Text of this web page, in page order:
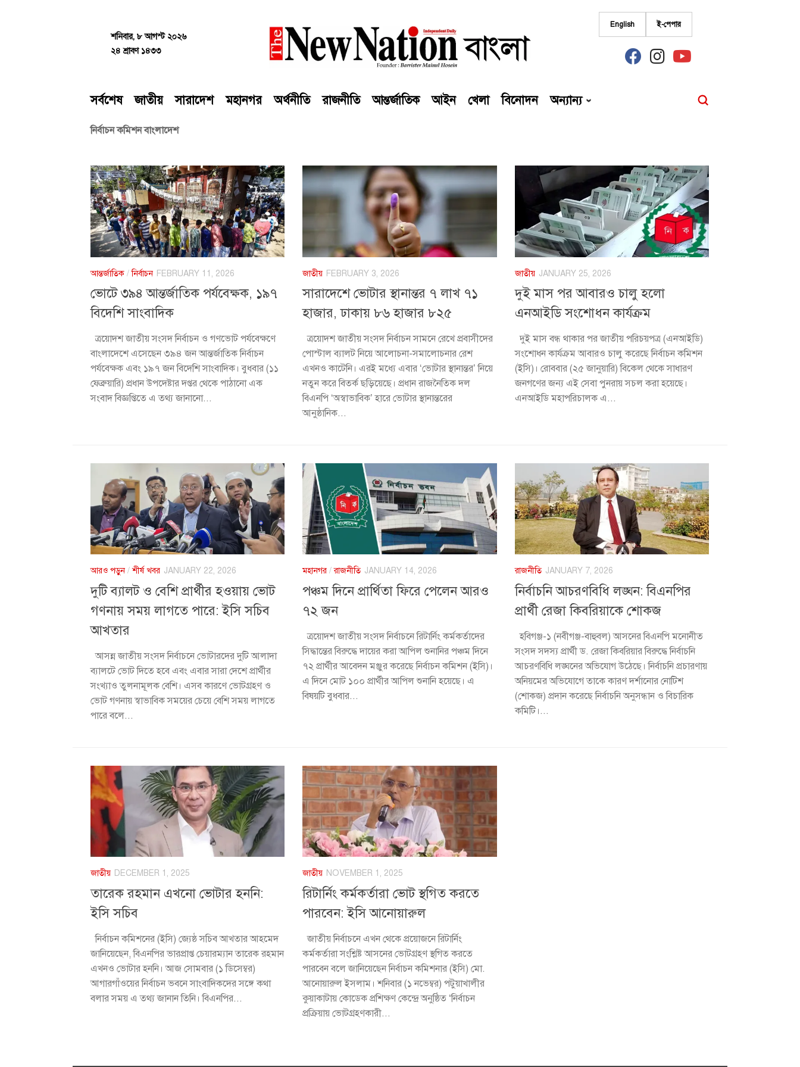
শনিবার, ৮ আগস্ট ২০২৬
২৪ শ্রাবণ ১৪৩৩
English ই-পেপার
fab
fa-
fab
fa-
fab
fa-
সর্বশেষ জাতীয় সারাদেশ মহানগর অর্থনীতি রাজনীতি আন্তর্জাতিক আইন খেলা বিনোদন অন্যান্য
নির্বাচন কমিশন বাংলাদেশ
আন্তর্জাতিক /নির্বাচন FEBRUARY 11, 2026
ভোটে ৩৯৪ আন্তর্জাতিক পর্যবেক্ষক, ১৯৭
বিদেশি সাংবাদিক
ত্রয়োদশ জাতীয় সংসদ নির্বাচন ও গণভোট পর্যবেক্ষণে
বাংলাদেশে এসেছেন ৩৯৪ জন আন্তর্জাতিক নির্বাচন
পর্যবেক্ষক এবং ১৯৭ জন বিদেশি সাংবাদিক। বুধবার (১১
ফেব্রুয়ারি) প্রধান উপদেষ্টার দপ্তর থেকে পাঠানো এক
সংবাদ বিজ্ঞপ্তিতে এ তথ্য জানানো...
জাতীয় FEBRUARY 3, 2026
সারাদেশে ভোটার স্থানান্তর ৭ লাখ ৭১
হাজার, ঢাকায় ৮৬ হাজার ৮২৫
ত্রয়োদশ জাতীয় সংসদ নির্বাচন সামনে রেখে প্রবাসীদের
পোস্টাল ব্যালট নিয়ে আলোচনা-সমালোচনার রেশ
এখনও কাটেনি। এরই মধ্যে এবার ‘ভোটার স্থানান্তর’ নিয়ে
নতুন করে বিতর্ক ছড়িয়েছে। প্রধান রাজনৈতিক দল
বিএনপি ‘অস্বাভাবিক’ হারে ভোটার স্থানান্তরের
আনুষ্ঠানিক...
জাতীয় JANUARY 25, 2026
দুই মাস পর আবারও চালু হলো
এনআইডি সংশোধন কার্যক্রম
দুই মাস বন্ধ থাকার পর জাতীয় পরিচয়পত্র (এনআইডি)
সংশোধন কার্যক্রম আবারও চালু করেছে নির্বাচন কমিশন
(ইসি)। রোববার (২৫ জানুয়ারি) বিকেল থেকে সাধারণ
জনগণের জন্য এই সেবা পুনরায় সচল করা হয়েছে।
এনআইডি মহাপরিচালক এ...
আরও পড়ুন/শীর্ষ খবর JANUARY 22, 2026
দুটি ব্যালট ও বেশি প্রার্থীর হওয়ায় ভোট
গণনায় সময় লাগতে পারে: ইসি সচিব
আখতার
আসন্ন জাতীয় সংসদ নির্বাচনে ভোটারদের দুটি আলাদা
ব্যালটে ভোট দিতে হবে এবং এবার সারা দেশে প্রার্থীর
সংখ্যাও তুলনামূলক বেশি। এসব কারণে ভোটগ্রহণ ও
ভোট গণনায় স্বাভাবিক সময়ের চেয়ে বেশি সময় লাগতে
পারে বলে...
মহানগর /রাজনীতি JANUARY 14, 2026
পঞ্চম দিনে প্রার্থিতা ফিরে পেলেন আরও
৭২ জন
ত্রয়োদশ জাতীয় সংসদ নির্বাচনে রিটার্নিং কর্মকর্তাদের
সিদ্ধান্তের বিরুদ্ধে দায়ের করা আপিল শুনানির পঞ্চম দিনে
৭২ প্রার্থীর আবেদন মঞ্জুর করেছে নির্বাচন কমিশন (ইসি)।
এ দিনে মোট ১০০ প্রার্থীর আপিল শুনানি হয়েছে। এ
বিষয়টি বুধবার...
রাজনীতি JANUARY 7, 2026
নির্বাচনি আচরণবিধি লঙ্ঘন: বিএনপির
প্রার্থী রেজা কিবরিয়াকে শোকজ
হবিগঞ্জ-১ (নবীগঞ্জ-বাহুবল) আসনের বিএনপি মনোনীত
সংসদ সদস্য প্রার্থী ড. রেজা কিবরিয়ার বিরুদ্ধে নির্বাচনি
আচরণবিধি লঙ্ঘনের অভিযোগ উঠেছে। নির্বাচনি প্রচারণায়
অনিয়মের অভিযোগে তাকে কারণ দর্শানোর নোটিশ
(শোকজ) প্রদান করেছে নির্বাচনি অনুসন্ধান ও বিচারিক
কমিটি।...
জাতীয় DECEMBER 1, 2025
তারেক রহমান এখনো ভোটার হননি:
ইসি সচিব
নির্বাচন কমিশনের (ইসি) জ্যেষ্ঠ সচিব আখতার আহমেদ
জানিয়েছেন, বিএনপির ভারপ্রাপ্ত চেয়ারম্যান তারেক রহমান
এখনও ভোটার হননি। আজ সোমবার (১ ডিসেম্বর)
আগারগাঁওয়ের নির্বাচন ভবনে সাংবাদিকদের সঙ্গে কথা
বলার সময় এ তথ্য জানান তিনি। বিএনপির...
জাতীয় NOVEMBER 1, 2025
রিটার্নিং কর্মকর্তারা ভোট স্থগিত করতে
পারবেন: ইসি আনোয়ারুল
জাতীয় নির্বাচনে এখন থেকে প্রয়োজনে রিটার্নিং
কর্মকর্তারা সংশ্লিষ্ট আসনের ভোটগ্রহণ স্থগিত করতে
পারবেন বলে জানিয়েছেন নির্বাচন কমিশনার (ইসি) মো.
আনোয়ারুল ইসলাম। শনিবার (১ নভেম্বর) পটুয়াখালীর
কুয়াকাটায় কোডেক প্রশিক্ষণ কেন্দ্রে অনুষ্ঠিত ‘নির্বাচন
প্রক্রিয়ায় ভোটগ্রহণকারী...